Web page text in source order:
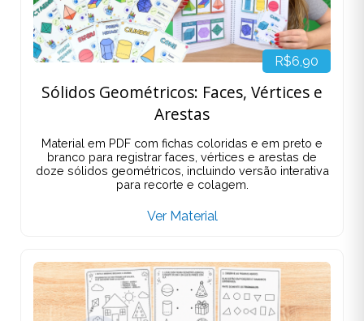
R$6,90
Sólidos Geométricos: Faces, Vértices e
Arestas
Material em PDF com fichas coloridas e em preto e
branco para registrar faces, vértices e arestas de
doze sólidos geométricos, incluindo versão interativa
para recorte e colagem.
Ver Material